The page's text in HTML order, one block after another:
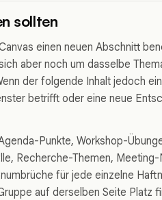
sollten
einen neuen Abschnitt
aber noch um dasselbe
der folgende Inhalt jedoch
betrifft oder eine neue
Punkte, Workshop-
Recherche-Themen,
für jede einzelne
auf derselben Seite Platz